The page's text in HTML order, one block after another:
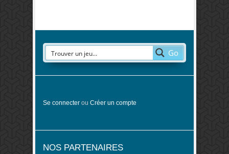
Go
Se connecter ou Créer un compte
NOS PARTENAIRES